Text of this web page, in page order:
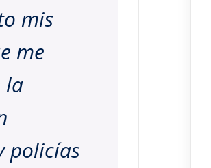
mis
me
la
policías